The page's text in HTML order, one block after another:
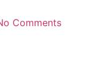
Comments